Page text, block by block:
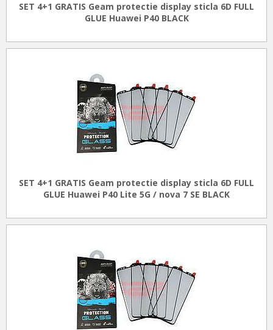
SET 4+1 GRATIS Geam protectie display sticla 6D FULL
GLUE Huawei P40 BLACK
SET 4+1 GRATIS Geam protectie display sticla 6D FULL
GLUE Huawei P40 Lite 5G / nova 7 SE BLACK